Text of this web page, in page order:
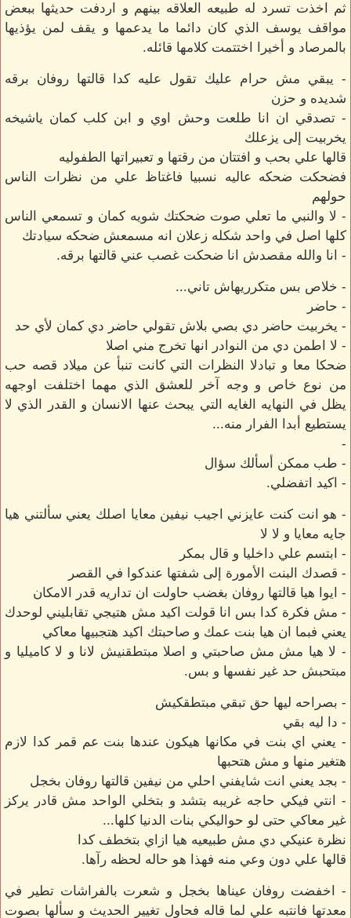
ثم اخذت تسرد له طبيعه العلاقه بينهم و اردفت حديثها ببعض
مواقف يوسف الذي كان دائما ما يدعمها و يقف لمن يؤذيها
بالمرصاد و أخيرا اختتمت كلامها قائله.
- يبقي مش حرام عليك تقول عليه كدا قالتها روفان برقه
شديده و حزن
- تصدقي ان انا طلعت وحش اوي و ابن كلب كمان ياشيخه
يخربيت إلى يزعلك
قالها علي بحب و افتتان من رقتها و تعبيراتها الطفوليه
فضحكت ضحكه عاليه نسبيا فاغتاظ علي من نظرات الناس
حولهم
- لا والنبي ما تعلي صوت ضحكتك شويه كمان و تسمعي الناس
كلها اصل في واحد شكله زعلان انه مسمعش ضحكه سيادتك
- انا والله مقصدش انا ضحكت غصب عني قالتها برقه.
- خلاص بس متكرريهاش تاني...
- حاضر
- يخربيت حاضر دي بصي بلاش تقولي حاضر دي كمان لأي حد
- لا اطمن دي من النوادر انها تخرج مني اصلا
ضحكا معا و تبادلا النظرات التي كانت تنبأ عن ميلاد قصه حب
من نوع خاص و وجه آخر للعشق الذي مهما اختلفت اوجهه
يظل في النهايه الغايه التي يبحث عنها الانسان و القدر الذي لا
يستطيع أبدا الفرار منه...
-
- طب ممكن أسألك سؤال
- اكيد اتفضلي.
- هو انت كنت عايزني اجيب نيفين معايا اصلك يعني سألتني هيا
جايه معايا و لا لا
- ابتسم علي داخليا و قال بمكر
- قصدك البنت الأمورة إلى شفتها عندكوا في القصر
- ايوا هيا قالتها روفان بغضب حاولت ان تداريه قدر الامكان
- مش فكرة كدا بس انا قولت اكيد مش هتيجي تقابليني لوحدك
يعني فبما ان هيا بنت عمك و صاحبتك اكيد هتجبيها معاكي
- لا هيا مش مش صاحبتي و اصلا مبتطقنيش لانا و لا كاميليا و
مبتحبش حد غير نفسها و بس.
- بصراحه ليها حق تبقي مبتطقكيش
- دا ليه بقي
- يعني اي بنت في مكانها هيكون عندها بنت عم قمر كدا لازم
هتغير منها و مش هتحبها
- بجد يعني انت شايفني احلي من نيفين قالتها روفان بخجل
- انتي فيكي حاجه غريبه بتشد و بتخلي الواحد مش قادر يركز
غير معاكي حتى لو حواليكي بنات الدنيا كلها...
نظرة عنيكي دي مش طبيعيه هيا ازاي بتخطف كدا
قالها علي دون وعي منه فهذا هو حاله لحظه رآها.
- اخفضت روفان عيناها بخجل و شعرت بالفراشات تطير في
معدتها فانتبه علي لما قاله فحاول تغيير الحديث و سألها بصوت